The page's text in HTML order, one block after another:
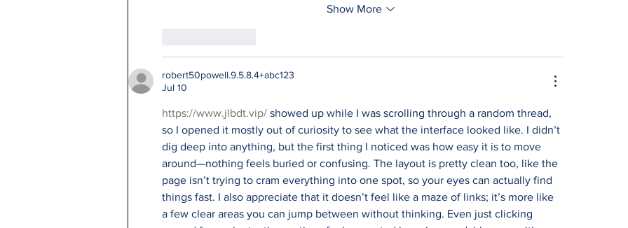
Show More
robert50powell.9.5.8.4+abc123
Jul 10
https://www.jlbdt.vip/ showed up while I was scrolling through a random thread,
so I opened it mostly out of curiosity to see what the interface looked like. I didn’t
dig deep into anything, but the first thing I noticed was how easy it is to move
around—nothing feels buried or confusing. The layout is pretty clean too, like the
page isn’t trying to cram everything into one spot, so your eyes can actually find
things fast. I also appreciate that it doesn’t feel like a maze of links; it’s more like
a few clear areas you can jump between without thinking. Even just clicking